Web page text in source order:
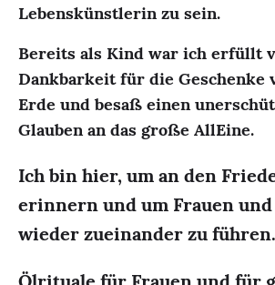
Lebenskünstlerin zu sein.
Bereits als Kind war ich erfüllt
Dankbarkeit für die Geschenke
Erde und besaß einen
Glauben an das große AllEine.
Ich bin hier, um an den
erinnern und um Frauen
wieder zueinander zu